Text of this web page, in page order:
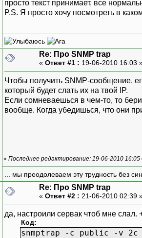
}
free(buf);
delete nLen;
}
error = bind(serv,
if (error ==
Memo1->Lines-
}
else
{
int b =
if (b ==
Memo1->Lines-
}
}
}
просто текст принимает, все
P.S. Я просто хочу посмотреть в
Re: Про SNMP trap
« Ответ #1 : 19-06-2010 16:03
Чтобы получить SNMP-сообщение,
который будет слать их на твой IP.
Если сомневаешься в чем-то, то
вообще. Когда убедишься, что они
« Последнее редактирование: 19-06-2010
... мы преодолеваем эту трудность без
Re: Про SNMP trap
« Ответ #2 : 21-06-2010 02:39
да, настроили сервак чтоб мне
Код:
snmptrap -c public -v